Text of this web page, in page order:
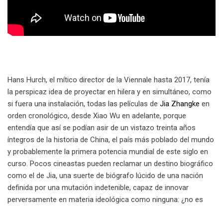
Hans Hurch, el mítico director de la Viennale hasta 2017, tenía
la perspicaz idea de proyectar en hilera y en simultáneo, como
si fuera una instalación, todas las películas de Jia Zhangke en
orden cronológico, desde Xiao Wu en adelante, porque
entendía que así se podían asir de un vistazo treinta años
íntegros de la historia de China, el país más poblado del mundo
y probablemente la primera potencia mundial de este siglo en
curso. Pocos cineastas pueden reclamar un destino biográfico
como el de Jia, una suerte de biógrafo lúcido de una nación
definida por una mutación indetenible, capaz de innovar
perversamente en materia ideológica como ninguna: ¿no es